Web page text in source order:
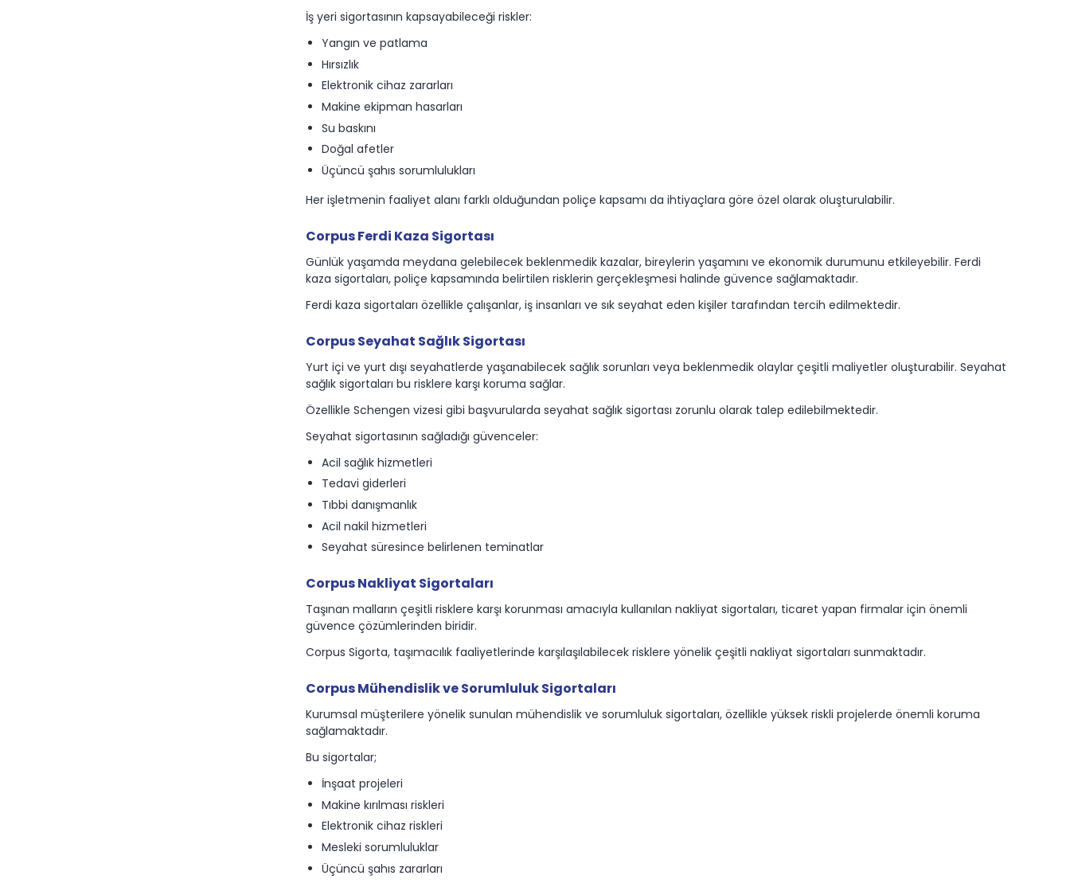
İş yeri sigortasının kapsayabileceği riskler:
Yangın ve patlama
Hırsızlık
Elektronik cihaz zararları
Makine ekipman hasarları
Su baskını
Doğal afetler
Üçüncü şahıs sorumlulukları
Her işletmenin faaliyet alanı farklı olduğundan poliçe kapsamı da ihtiyaçlara göre özel olarak oluşturulabilir.
Corpus Ferdi Kaza Sigortası
Günlük yaşamda meydana gelebilecek beklenmedik kazalar, bireylerin yaşamını ve ekonomik durumunu etkileyebilir. Ferdi
kaza sigortaları, poliçe kapsamında belirtilen risklerin gerçekleşmesi halinde güvence sağlamaktadır.
Ferdi kaza sigortaları özellikle çalışanlar, iş insanları ve sık seyahat eden kişiler tarafından tercih edilmektedir.
Corpus Seyahat Sağlık Sigortası
Yurt içi ve yurt dışı seyahatlerde yaşanabilecek sağlık sorunları veya beklenmedik olaylar çeşitli maliyetler oluşturabilir. Seyahat
sağlık sigortaları bu risklere karşı koruma sağlar.
Özellikle Schengen vizesi gibi başvurularda seyahat sağlık sigortası zorunlu olarak talep edilebilmektedir.
Seyahat sigortasının sağladığı güvenceler:
Acil sağlık hizmetleri
Tedavi giderleri
Tıbbi danışmanlık
Acil nakil hizmetleri
Seyahat süresince belirlenen teminatlar
Corpus Nakliyat Sigortaları
Taşınan malların çeşitli risklere karşı korunması amacıyla kullanılan nakliyat sigortaları, ticaret yapan firmalar için önemli
güvence çözümlerinden biridir.
Corpus Sigorta, taşımacılık faaliyetlerinde karşılaşılabilecek risklere yönelik çeşitli nakliyat sigortaları sunmaktadır.
Corpus Mühendislik ve Sorumluluk Sigortaları
Kurumsal müşterilere yönelik sunulan mühendislik ve sorumluluk sigortaları, özellikle yüksek riskli projelerde önemli koruma
sağlamaktadır.
Bu sigortalar;
İnşaat projeleri
Makine kırılması riskleri
Elektronik cihaz riskleri
Mesleki sorumluluklar
Üçüncü şahıs zararları